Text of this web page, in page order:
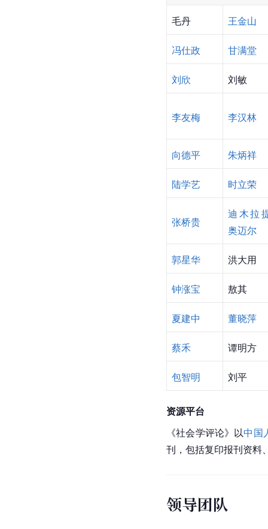
毛丹 王金山
冯仕政 甘满堂
刘欣 刘敏
李友梅 李汉林
向德平 朱炳祥
陆学艺 时立荣
张桥贵
迪木拉
奥迈尔
郭星华 洪大用
钟涨宝 敖其
夏建中 董晓萍
蔡禾 谭明方
包智明 刘平
资源平台
《社会学评论》以中国
刊，包括复印报刊资料
领导团队